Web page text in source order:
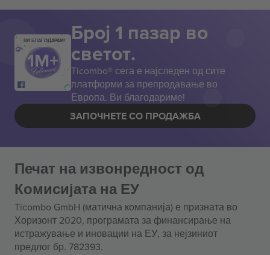
ВИ БЛАГОДАРАМ! Број 1 пазар во
светот.
Ticombo® сега е најследен од сите
платформи за препродавање во
Европа. Ви благодариме!
ЗАПОЧНЕТЕ СО ПРОДАЖБА
Печат на извонредност од
Комисијата на ЕУ
Ticombo GmbH (матична компанија) е призната во
Хоризонт 2020, програмата за финансирање на
истражување и иновации на ЕУ, за нејзиниот
предлог бр. 782393.